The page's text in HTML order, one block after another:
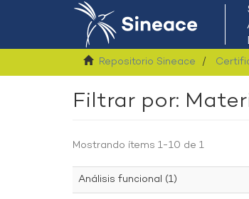
Repositorio Sineace
Filtrar por:
Mostrando ítems 1-10 de 1
Análisis funcional (1)